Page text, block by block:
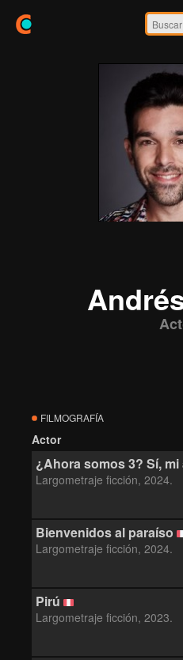
FILMOGRAFÍA
Actor
¿Ahora somos 3? Sí, mi
Largometraje ficción, 2024.
Bienvenidos al paraíso
Largometraje ficción, 2024.
Pirú
Largometraje ficción, 2023.